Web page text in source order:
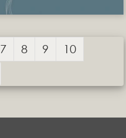
7 8 9
10